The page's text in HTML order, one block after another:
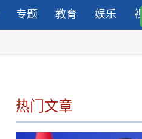
专题 教育 娱乐
热门文章